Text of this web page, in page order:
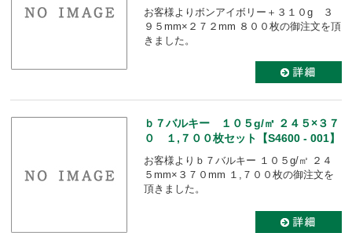
お客様よりボンアイボリー＋３１０g ３
９５mm×２７２mm ８００枚の御注文を頂
きました。
ｂ７バルキー １０５g/㎡ ２４５×３７
０ １,７００枚セット【S4600 - 001】
お客様よりｂ７バルキー １０５g/㎡ ２４
５mm×３７０mm １,７００枚の御注文を
頂きました。